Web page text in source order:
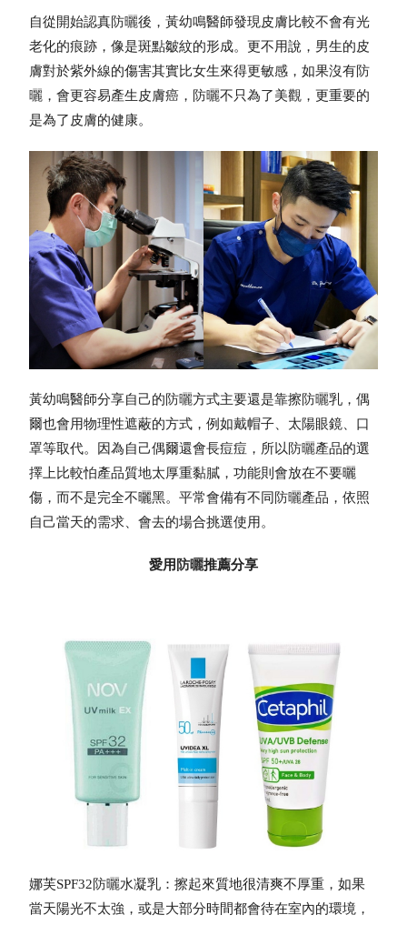
自從開始認真防曬後，黃幼鳴醫師發現皮膚比較不會有光
老化的痕跡，像是斑點皺紋的形成。更不用說，男生的皮
膚對於紫外線的傷害其實比女生來得更敏感，如果沒有防
曬 ，會更容易產生皮膚癌， 防曬不只為了美觀，更重要的
是為了皮膚的健康。
黃幼鳴醫師分享自己的防曬方式主要還是靠擦防曬乳，偶
爾也會用物理性遮蔽的方式，例如戴帽子、太陽眼鏡、口
罩等取代。因為自己偶爾還會長痘痘，所以防曬產品的選
擇上比較怕產品質地太厚重黏膩，功能則會放在不要曬
傷，而不是完全不曬黑。平常會備有不同防曬產品，依照
自己當天的需求、會去的場合挑選使用。
愛用 防曬推薦分享
娜芙SPF32防曬水凝乳：擦起來質地很清爽不厚重，如果
當天陽光不太強，或是大部分時間都會待在室內的環境，